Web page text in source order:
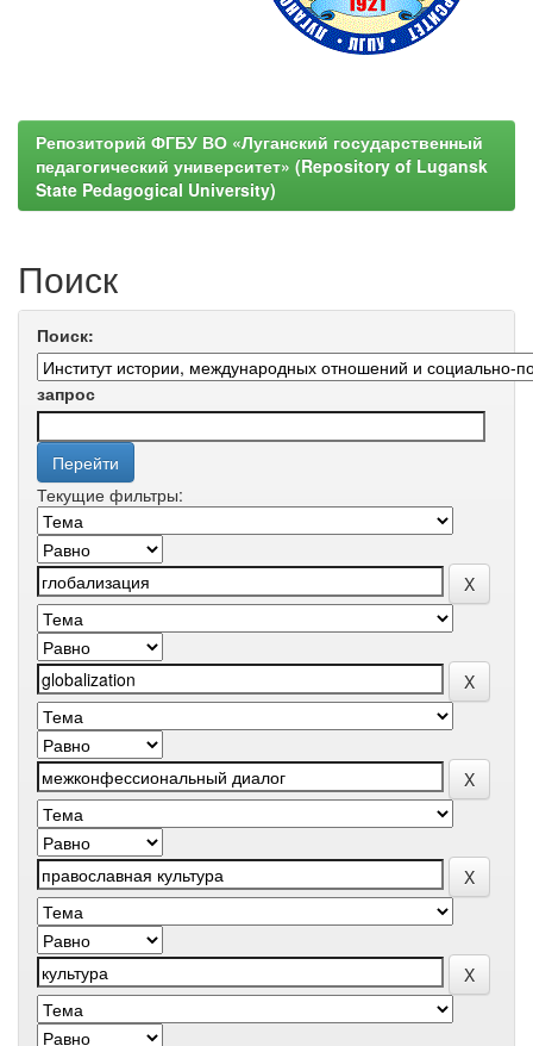
Репозиторий ФГБУ ВО «Луганский государственный
педагогический университет» (Repository of Lugansk
State Pedagogical University)
Поиск
Поиск:
запрос
Текущие фильтры: